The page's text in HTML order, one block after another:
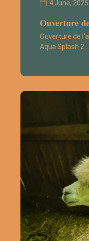
4 June, 2025
Ouverture
Ouverture de
Aqua Splash 2…